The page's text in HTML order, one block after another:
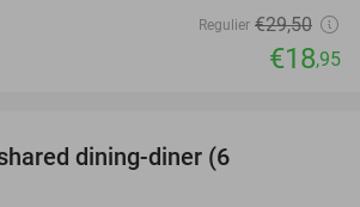
Regulier €29,50
€18,95
dining-diner (6